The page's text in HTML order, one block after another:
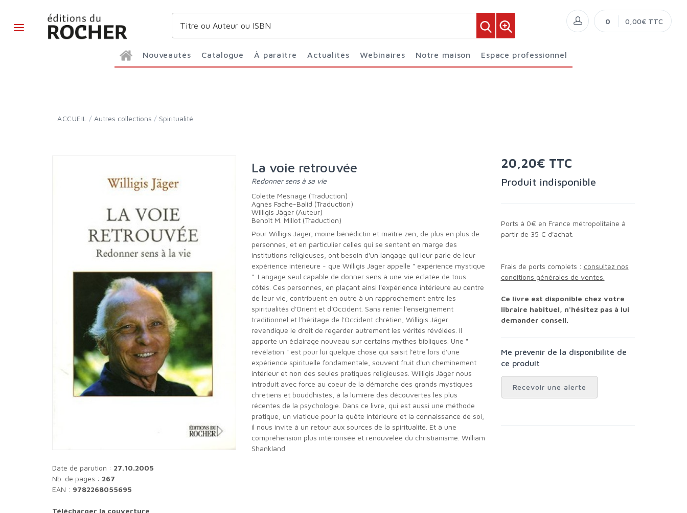
Nouveautés Catalogue À paraître Actualités Webinaires Notre maison Espace professionnel
0 0,00€ TTC
ACCUEIL / Autres collections / Spiritualité
Date de parution : 27.10.2005
Nb. de pages : 267
EAN : 9782268055695
Télécharger la couverture
La voie retrouvée
Redonner sens à sa vie
Colette Mesnage (Traduction)
Agnès Fache-Balid (Traduction)
Willigis Jäger (Auteur)
Benoît M. Millot (Traduction)
Pour Willigis Jäger, moine bénédictin et maître zen, de plus en plus de
personnes, et en particulier celles qui se sentent en marge des
institutions religieuses, ont besoin d'un langage qui leur parle de leur
expérience intérieure - que Willigis Jäger appelle " expérience mystique
". Langage seul capable de donner sens à une vie éclatée de tous
côtés. Ces personnes, en plaçant ainsi l'expérience intérieure au centre
de leur vie, contribuent en outre à un rapprochement entre les
spiritualités d'Orient et d'Occident. Sans renier l'enseignement
traditionnel et l'héritage de l'Occident chrétien, Willigis Jäger
revendique le droit de regarder autrement les vérités révélées. Il
apporte un éclairage nouveau sur certains mythes bibliques. Une "
révélation " est pour lui quelque chose qui saisit l'être lors d'une
expérience spirituelle fondamentale, souvent fruit d'un cheminement
intérieur et non des seules pratiques religieuses. Willigis Jäger nous
introduit avec force au coeur de la démarche des grands mystiques
chrétiens et bouddhistes, à la lumière des découvertes les plus
récentes de la psychologie. Dans ce livre, qui est aussi une méthode
pratique, un viatique pour la quête intérieure et la connaissance de soi,
il nous invite à un retour aux sources de la spiritualité. Et à une
compréhension plus intériorisée et renouvelée du christianisme. William
Shankland
20,20€ TTC
Produit indisponible
Ports à 0€ en France métropolitaine à
partir de 35 € d'achat.
Frais de ports complets : consultez nos
conditions générales de ventes.
Ce livre est disponible chez votre
libraire habituel, n'hésitez pas à lui
demander conseil.
Me prévenir de la disponibilité de
ce produit
Recevoir une alerte